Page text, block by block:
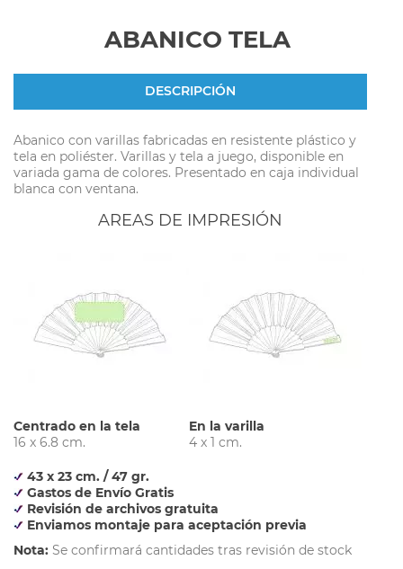
ABANICO TELA
DESCRIPCIÓN
Abanico con varillas fabricadas en resistente plástico y
tela en poliéster. Varillas y tela a juego, disponible en
variada gama de colores. Presentado en caja individual
blanca con ventana.
AREAS DE IMPRESIÓN
Centrado en la tela
16 x 6.8 cm.
En la varilla
4 x 1 cm.
43 x 23 cm. / 47 gr.
Gastos de Envío Gratis
Revisión de archivos gratuita
Enviamos montaje para aceptación previa
Nota: Se confirmará cantidades tras revisión de stock